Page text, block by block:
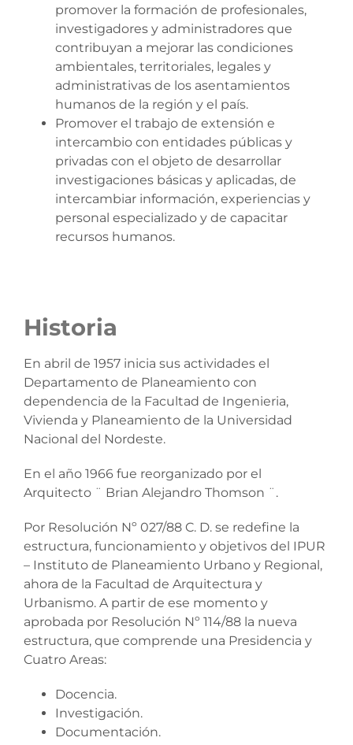
promover la formación de profesionales,
investigadores y administradores que
contribuyan a mejorar las condiciones
ambientales, territoriales, legales y
administrativas de los asentamientos
humanos de la región y el país.
Promover el trabajo de extensión e
intercambio con entidades públicas y
privadas con el objeto de desarrollar
investigaciones básicas y aplicadas, de
intercambiar información, experiencias y
personal especializado y de capacitar
recursos humanos.
Historia
En abril de 1957 inicia sus actividades el
Departamento de Planeamiento con
dependencia de la Facultad de Ingenieria,
Vivienda y Planeamiento de la Universidad
Nacional del Nordeste.
En el año 1966 fue reorganizado por el
Arquitecto ¨ Brian Alejandro Thomson ¨.
Por Resolución Nº 027/88 C. D. se redefine la
estructura, funcionamiento y objetivos del IPUR
– Instituto de Planeamiento Urbano y Regional,
ahora de la Facultad de Arquitectura y
Urbanismo. A partir de ese momento y
aprobada por Resolución Nº 114/88 la nueva
estructura, que comprende una Presidencia y
Cuatro Areas:
Docencia.
Investigación.
Documentación.